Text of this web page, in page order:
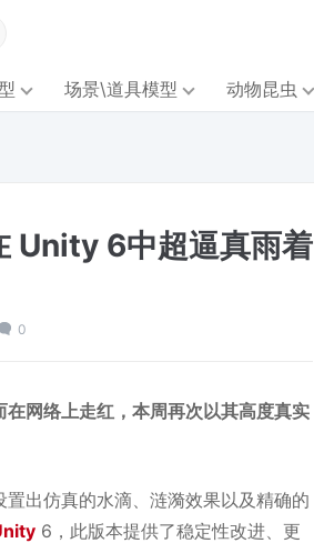
场景\道具模型 动物昆虫
Unity 6中超逼真雨着
0
网络上走红，本周再次以其高度真实
出仿真的水滴、涟漪效果以及精确的
6，此版本提供了稳定性改进、更